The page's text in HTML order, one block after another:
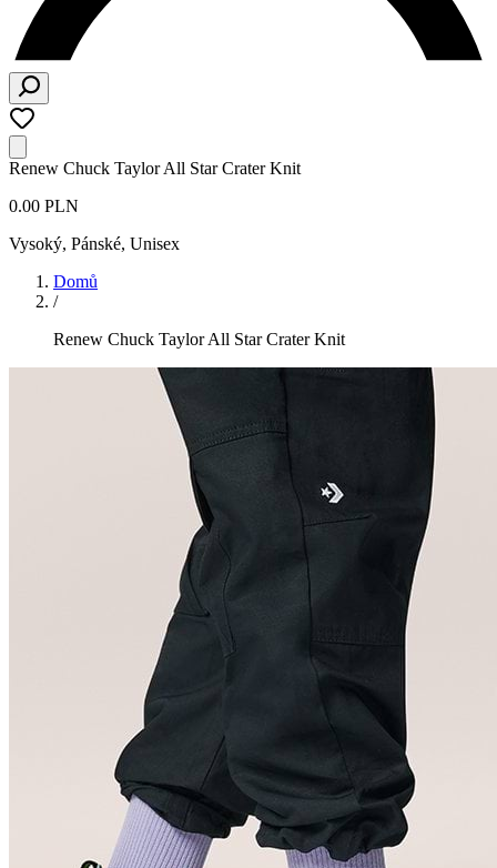
Renew Chuck Taylor All Star Crater Knit
0.00 PLN
Vysoký, Pánské, Unisex
Domů
/
Renew Chuck Taylor All Star Crater Knit